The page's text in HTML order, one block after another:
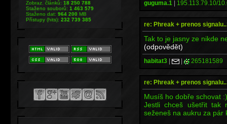
guguma.1 | 195.113.79.10/
re: Phreak + prenos
Tak to je jasny ze nikde
(odpovědět)
habitat3 | | 265181589
re: Phreak + prenos
Musíš ho dobře schovat :)
Jestli chceš ušetřit tak
seženeš na aukru za pár
Zobraz. článků:18 250 788
Staženo souborů:1 463 579
Staženo dat:964 200MB
Přístupy (hits):232 739 385